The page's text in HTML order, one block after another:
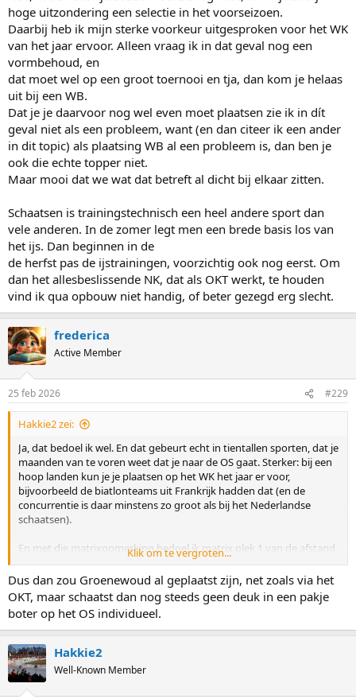
hoge uitzondering een selectie in het voorseizoen.
Daarbij heb ik mijn sterke voorkeur uitgesproken voor het WK
van het jaar ervoor. Alleen vraag ik in dat geval nog een
vormbehoud, en
dat moet wel op een groot toernooi en tja, dan kom je helaas
uit bij een WB.
Dat je je daarvoor nog wel even moet plaatsen zie ik in dít
geval niet als een probleem, want (en dan citeer ik een ander
in dit topic) als plaatsing WB al een probleem is, dan ben je
ook die echte topper niet.
Maar mooi dat we wat dat betreft al dicht bij elkaar zitten.
Schaatsen is trainingstechnisch een heel andere sport dan
vele anderen. In de zomer legt men een brede basis los van
het ijs. Dan beginnen in de
de herfst pas de ijstrainingen, voorzichtig ook nog eerst. Om
dan het allesbeslissende NK, dat als OKT werkt, te houden
vind ik qua opbouw niet handig, of beter gezegd erg slecht.
frederica
Active Member
25 feb 2026 #229
Hakkie2 zei:
Ja, dat bedoel ik wel. En dat gebeurt echt in tientallen sporten, dat je
maanden van te voren weet dat je naar de OS gaat. Sterker: bij een
hoop landen kun je je plaatsen op het WK het jaar er voor,
bijvoorbeeld de biatlonteams uit Frankrijk hadden dat (en de
concurrentie is daar minstens zo groot als bij het Nederlandse
schaatsen).
En met die matrixopmerking bedoel ik matrix plek 1 van de afstand,
de Nederlands kampioen op de 5000m komt dan dus op de plek
van 5000-1.
Dan heb je je 2 kansen om je te plaatsen, zonder een raar systeem
met 2 keer rijden op het OKT of een tweede OKT in januari. En de
echte toppers winnen dat NK en hebben dan dus de rust al dat ze
geplaatst zijn. Een eerste piek ligt er toch altijd al rond dat toernooi,
aangezien iedereen WBs wil rijden om een ideale voorbereiding te
hebben op de OS. Mislukt voor een topper het NK, dan is er nog het
OKT waar je je ook kan plaatsen.
Klik om te vergroten...
Dus dan zou Groenewoud al geplaatst zijn, net zoals via het
OKT, maar schaatst dan nog steeds geen deuk in een pakje
boter op het OS individueel.
Hakkie2
Well-Known Member